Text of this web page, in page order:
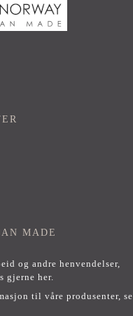
MADE
og andre henvendelser,
gjerne her.
til våre produsenter, se